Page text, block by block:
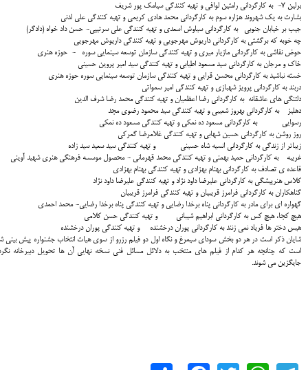
برلین 7- به كارگرداني رامتین لوافی و تهيه كنندگي سیامک پور شریف
بشارت به یک شهروند هزاره سوم به كارگرداني محمد هادی کریمی و تهيه كنندگي علی لدنی
جیب بر خیابان جنوبی به كارگرداني سیاوش اسعدی و تهيه كنندگي علی سرتیپی- حسن داد خواه (دادگر)
چه خوبه که برگشتی به كارگرداني داریوش مهرجویی و تهيه كنندگي داریوش مهرجویی
حوض نقاشی به كارگرداني مازیار میری و تهيه كنندگي سازمان توسعه سینمایی سوره - حوزه هنری
خاک و مرجان به كارگرداني سید مسعود اطیابی و تهيه كنندگي سید امیر پروین حسینی
خسته نباشید به كارگرداني محسن قرایی و تهيه كنندگي سازمان توسعه سینمایی سوره حوزه هنری
دربند به كارگرداني پرویز شهبازی و تهيه كنندگي امیر سمواتی
دلتنگی های عاشقانه به كارگرداني رضا اعظمیان و تهيه كنندگي محمد رضا شرف الدین
دهلیز به كارگرداني بهروز شعیبی و تهيه كنندگي سید محمود رضوی مجد
رسوایی به كارگرداني مسعود ده نمکی و تهيه كنندگي مسعود ده نمکی
روز روشن به كارگرداني حسین شهابی و تهيه كنندگي غلامرضا گمرکی
زیباتر از زندگی به كارگرداني انسیه شاه حسینی و تهيه كنندگي سید سعید سید زاده
غریبه به كارگرداني حمید بهمنی و تهيه كنندگي محمد قهرمانی - محصول موسسه فرهنگی هنری شهید آوینی
قاعده ی تصادف به كارگرداني بهنام بهزادی و تهيه كنندگي بهنام بهزادی
کلاس هنرپیشگی به كارگرداني علیرضا داود نژاد و تهيه كنندگي علیرضا داود نژاد
گناهکاران به كارگرداني فرامرز قریبیان و تهيه كنندگي فرامرز قریبیان
گهواره ای برای مادر به كارگرداني پناه برخدا رضایی و تهيه كنندگي پناه برخدا رضایی- محمد احمدی
هیچ کجا، هیچ کس به كارگرداني ابراهیم شیبانی و تهيه كنندگي حسن کلامی
هیس دختر ها فریاد نمی زنند به كارگرداني پوران درخشنده و تهيه كنندگي پوران درخشنده
شايان ذكر است در هر دو بخش سوداي سيمرغ و نگاه اول دو فيلم رزرو از سوي هيات انتخاب جشنواره پيش بيني
است كه چنانچه هر كدام از فيلم هاي منتخب به دلائل مسائل فني نسخه نهايي آن ها تحويل دبيرخانه
جايگزين مي شوند.